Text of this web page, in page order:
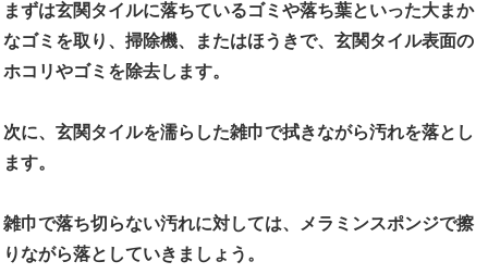
まずは玄関タイルに落ちているゴミや落ち葉といった大まか
なゴミを取り、掃除機、またはほうきで、玄関タイル表面の
ホコリやゴミを除去します。
次に、玄関タイルを濡らした雑巾で拭きながら汚れを落とし
ます。
雑巾で落ち切らない汚れに対しては、メラミンスポンジで擦
りながら落としていきましょう。